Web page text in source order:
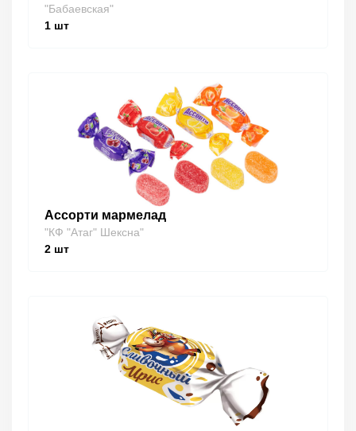
"Бабаевская"
1 шт
Ассорти мармелад
"КФ "Атаг" Шексна"
2 шт